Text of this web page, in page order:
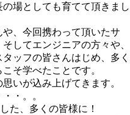
場としても育てて頂きまし
、今回携わって頂いたサ
してエンジニアの方々や、
ッフの皆さんはじめ、多く
そ学べたことです。
いが込み上げてきます。
・。。
た、多くの皆様に！